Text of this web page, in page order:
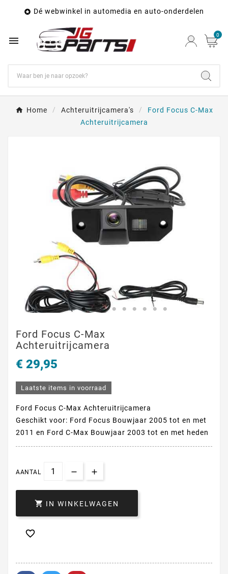
 Dé webwinkel in automedia en auto-onderdelen
 0
Home Achteruitrijcamera's
Ford Focus C-Max
Achteruitrijcamera
Ford Focus C-Max
Achteruitrijcamera
€ 29,95
Laatste items in voorraad
Ford Focus C-Max Achteruitrijcamera
Geschikt voor: Ford Focus Bouwjaar 2005 tot en met
2011 en Ford C-Max Bouwjaar 2003 tot en met heden
AANTAL
 IN WINKELWAGEN
